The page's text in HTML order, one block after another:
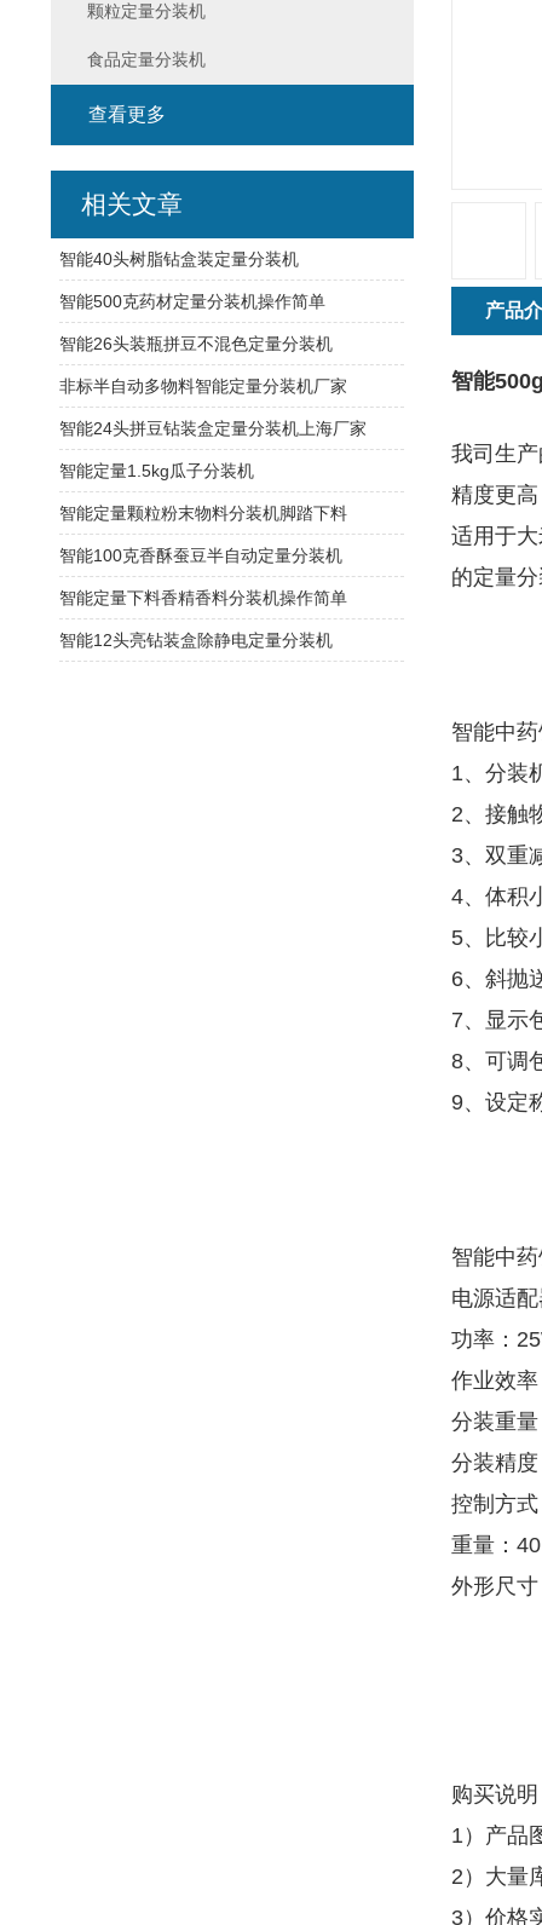
产品
智能
我司生
精度更
适用于
的定量
智能中
1、分装
2、接触
3、双重
4、体积
5、比较
6、斜抛
7、显示
8、可调
9、设定
智能中
电源适
功率：
作业效
分装重
分装精
控制方
重量：
外形尺
购买说
1）产品
2）大量
3）价格
颗粒定量分装机
食品定量分装机
查看更多
相关文章
智能40头树脂钻盒装定量分装机
智能500克药材定量分装机操作简单
智能26头装瓶拼豆不混色定量分装机
非标半自动多物料智能定量分装机厂家
智能24头拼豆钻装盒定量分装机上海厂家
智能定量1.5kg瓜子分装机
智能定量颗粒粉末物料分装机脚踏下料
智能100克香酥蚕豆半自动定量分装机
智能定量下料香精香料分装机操作简单
智能12头亮钻装盒除静电定量分装机